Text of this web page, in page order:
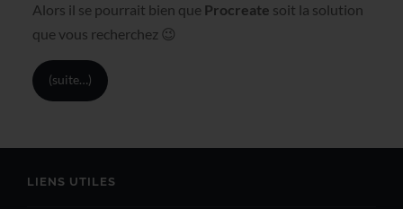
Alors il se pourrait bien que Procreate soit la solution
que vous recherchez 😉
(suite…)
LIENS UTILES